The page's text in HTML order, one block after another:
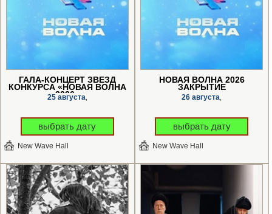
ГАЛА-КОНЦЕРТ ЗВЕЗД
КОНКУРСА «НОВАЯ ВОЛНА
2026»
25 августа
выбрать дату
New Wave Hall
НОВАЯ ВОЛНА 2026
ЗАКРЫТИЕ
26 августа
выбрать дату
New Wave Hall